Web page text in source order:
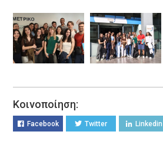
Κοινοποίηση:
Facebook Twitter Linkedin